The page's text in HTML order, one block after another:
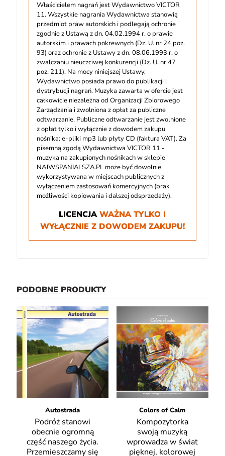
Właścicielem nagrań jest Wydawnictwo VICTOR
11. Wszystkie nagrania Wydawnictwa stanowią
przedmiot praw autorskich i podlegają ochronie
zgodnie z Ustawą z dn. 04.02.1994 r. o prawie
autorskim i prawach pokrewnych (Dz. U. nr 24 poz.
93) oraz ochronie z Ustawy z dn. 08.06.1993 r. o
zwalczaniu nieuczciwej konkurencji (Dz. U. nr 47
poz. 211). Na mocy niniejszej Ustawy,
Wydawnictwo posiada prawo do publikacji i
dystrybucji nagrań. Muzyka zawarta w ofercie jest
całkowicie niezależna od Organizacji Zbiorowego
Zarządzania i zwolniona z opłat za publiczne
odtwarzanie. Publiczne odtwarzanie jest zwolnione
z opłat tylko i wyłącznie z dowodem zakupu
nośnika: e-pliki mp3 lub płyty CD (faktura VAT). Za
pisemną zgodą Wydawnictwa VICTOR 11 -
muzyka na zakupionych nośnikach w sklepie
NAJWSPANIALSZA.PL może być dowolnie
wykorzystywana w miejscach publicznych z
wyłączeniem zastosowań komercyjnych (brak
możliwości kopiowania i dalszej odsprzedaży).
LICENCJA WAŻNA TYLKO I
WYŁĄCZNIE Z DOWODEM ZAKUPU!
PODOBNE PRODUKTY
Autostrada
Podróż stanowi
obecnie ogromną
część naszego życia.
Przemieszczamy się
Colors of Calm
Kompozytorka
swoją muzyką
wprowadza w świat
pięknej, kolorowej